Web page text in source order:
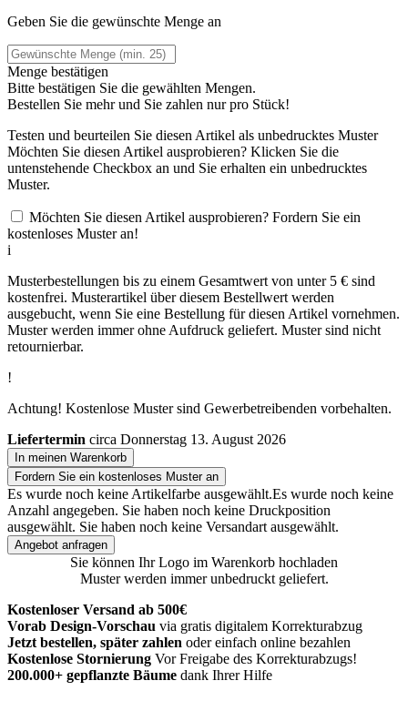
Geben Sie die gewünschte Menge an
Menge bestätigen
Bitte bestätigen Sie die gewählten Mengen.
Bestellen Sie mehr und Sie zahlen nurpro Stück!
Testen und beurteilen Sie diesen Artikel als unbedrucktes Muster
Möchten Sie diesen Artikel ausprobieren? Klicken Sie die
untenstehende Checkbox an und Sie erhalten ein unbedrucktes
Muster.
Möchten Sie diesen Artikel ausprobieren? Fordern Sie ein
kostenloses Muster an!
i
Musterbestellungen bis zu einem Gesamtwert von unter 5 € sind
kostenfrei. Musterartikel über diesem Bestellwert werden
ausgebucht, wenn Sie eine Bestellung für diesen Artikel vornehmen.
Muster werden immer ohne Aufdruck geliefert. Muster sind nicht
retournierbar.
!
Achtung! Kostenlose Muster sind Gewerbetreibenden vorbehalten.
Liefertermin circa Donnerstag 13. August 2026
In meinen Warenkorb
Fordern Sie ein kostenloses Muster an
Es wurde noch keine Artikelfarbe ausgewählt.Es wurde noch keine
Anzahl angegeben. Sie haben noch keine Druckposition
ausgewählt. Sie haben noch keine Versandart ausgewählt.
Angebot anfragen
Sie können Ihr Logo im Warenkorb hochladen
Muster werden immer unbedruckt geliefert.
Kostenloser Versand ab 500€
Vorab Design-Vorschau via gratis digitalem Korrekturabzug
Jetzt bestellen, später zahlen oder einfach online bezahlen
Kostenlose Stornierung Vor Freigabe des Korrekturabzugs!
200.000+ gepflanzte Bäume dank Ihrer Hilfe